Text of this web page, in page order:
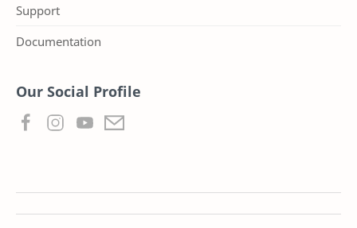
Support
Documentation
Our Social Profile